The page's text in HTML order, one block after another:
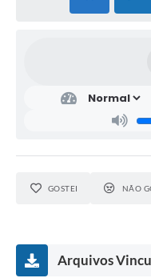
GOSTEI NÃO
Arquivos